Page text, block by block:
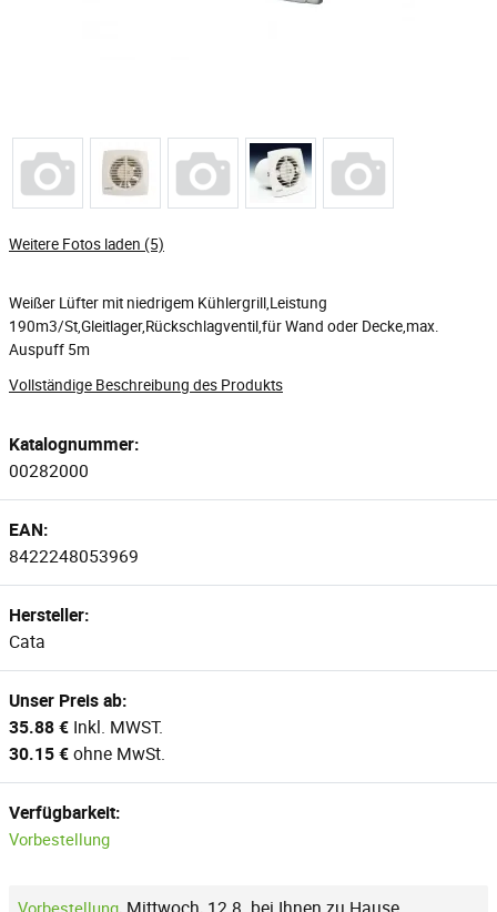
Weitere Fotos laden (5)
Weißer Lüfter mit niedrigem Kühlergrill,Leistung
190m3/St,Gleitlager,Rückschlagventil,für Wand oder Decke,max.
Auspuff 5m
Vollständige Beschreibung des Produkts
Katalognummer:
00282000
EAN:
8422248053969
Hersteller:
Cata
Unser Preis ab:
35.88 € Inkl. MWST.
30.15 €ohne MwSt.
Verfügbarkeit:
Vorbestellung
Vorbestellung